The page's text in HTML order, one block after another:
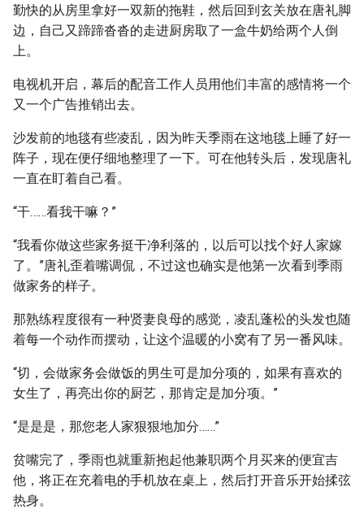
勤快的从房里拿好一双新的拖鞋，然后回到玄关放在唐礼脚
边，自己又蹄蹄沓沓的走进厨房取了一盒牛奶给两个人倒
上。
电视机开启，幕后的配音工作人员用他们丰富的感情将一个
又一个广告推销出去。
沙发前的地毯有些凌乱，因为昨天季雨在这地毯上睡了好一
阵子，现在便仔细地整理了一下。可在他转头后，发现唐礼
一直在盯着自己看。
“干……看我干嘛？”
“我看你做这些家务挺干净利落的，以后可以找个好人家嫁
了。”唐礼歪着嘴调侃，不过这也确实是他第一次看到季雨
做家务的样子。
那熟练程度很有一种贤妻良母的感觉，凌乱蓬松的头发也随
着每一个动作而摆动，让这个温暖的小窝有了另一番风味。
“切，会做家务会做饭的男生可是加分项的，如果有喜欢的
女生了，再亮出你的厨艺，那肯定是加分项。”
“是是是，那您老人家狠狠地加分……”
贫嘴完了，季雨也就重新抱起他兼职两个月买来的便宜吉
他，将正在充着电的手机放在桌上，然后打开音乐开始揉弦
热身。